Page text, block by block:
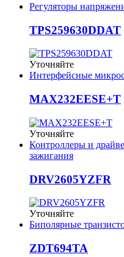
Регуляторы
TPS259630DDAT
Уточняйте
Интерфейсные
MAX232EESE+T
Уточняйте
Контроллеры и
зажигания
DRV2605YZFR
Уточняйте
Биполярные
ZDT694TA